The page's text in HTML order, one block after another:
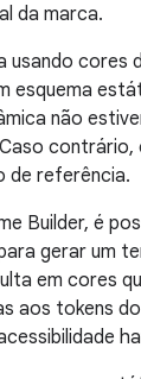
da marca.
usando cores
esquema
não
contrário,
de referência.
Builder, é
gerar um
em cores
aos tokens